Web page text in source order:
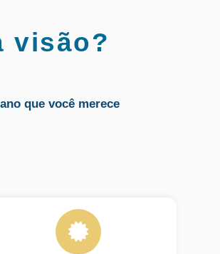
visão?
que você merece